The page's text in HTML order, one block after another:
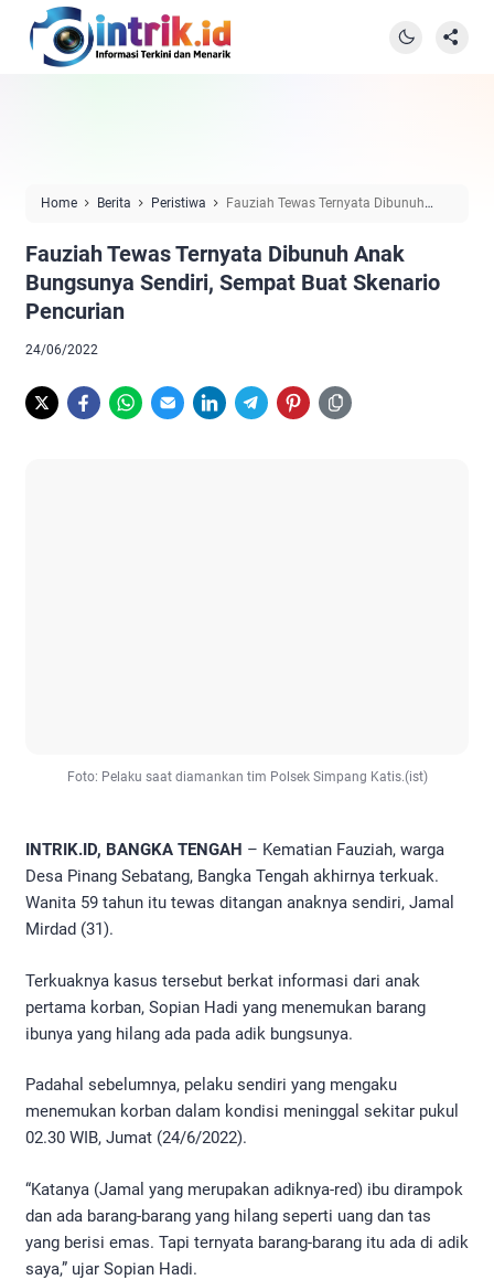
Home Berita Peristiwa
Fauziah Tewas Ternyata Dibunuh
Fauziah Tewas Ternyata Dibunuh Anak
Bungsunya Sendiri, Sempat Buat Skenario
Pencurian
24/06/2022
Foto: Pelaku saat diamankan tim Polsek Simpang Katis.(ist)
INTRIK.ID, BANGKA TENGAH – Kematian Fauziah, warga
Desa Pinang Sebatang, Bangka Tengah akhirnya terkuak.
Wanita 59 tahun itu tewas ditangan anaknya sendiri, Jamal
Mirdad (31).
Terkuaknya kasus tersebut berkat informasi dari anak
pertama korban, Sopian Hadi yang menemukan barang
ibunya yang hilang ada pada adik bungsunya.
Padahal sebelumnya, pelaku sendiri yang mengaku
menemukan korban dalam kondisi meninggal sekitar pukul
02.30 WIB, Jumat (24/6/2022).
“Katanya (Jamal yang merupakan adiknya-red) ibu dirampok
dan ada barang-barang yang hilang seperti uang dan tas
yang berisi emas. Tapi ternyata barang-barang itu ada di adik
saya,” ujar Sopian Hadi.